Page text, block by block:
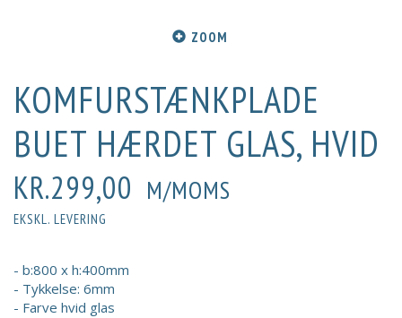
ZOOM
KOMFURSTÆNKPLADE
BUET HÆRDET GLAS, HVID
KR.299,00 M/MOMS
EKSKL. LEVERING
- b:800 x h:400mm
- Tykkelse: 6mm
- Farve hvid glas